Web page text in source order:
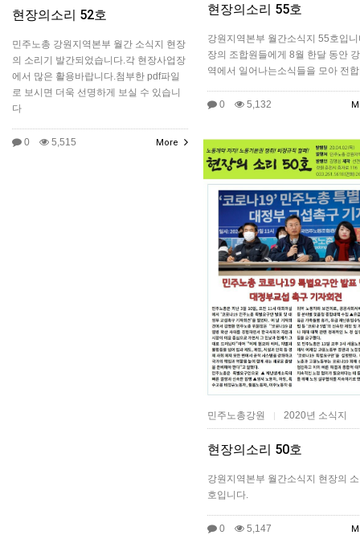
현장의소리 55호
강원지역본부 월간소식지 55호입
장의 조합원들에게 8월 한달 동안
역에서 일어나는소식들을 모아 전
0 5,132
현장의소리 52호
민주노총 강원지역본부 월간 소식지 현장
의 소리기 발간되었습니다.각 현장사업장
에서 많은 활용바랍니다.첨부한 pdf파일
로 보시면 더욱 선명하게 보실 수 있습니
다
0 5,515 More
민주노총강원 | 2020년 소식지
현장의소리 50호
강원지역본부 월간소식지 현장의
호입니다.
0 5,147